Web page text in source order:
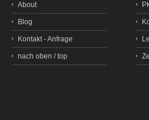
About
Blog
Kontakt - Anfrage
nach oben / top